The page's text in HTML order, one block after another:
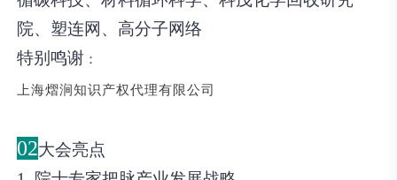
院、塑连网、高分子网络
特别鸣谢 ：
上海熠涧知识产权代理有限公司
02大会亮点